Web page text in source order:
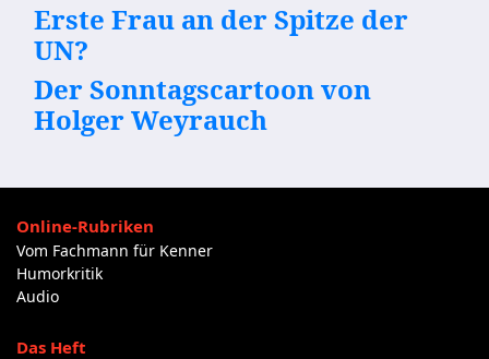
Erste Frau an der Spitze der
UN?
Der Sonntagscartoon von
Holger Weyrauch
Online-Rubriken
Vom Fachmann für Kenner
Humorkritik
Audio
Das Heft